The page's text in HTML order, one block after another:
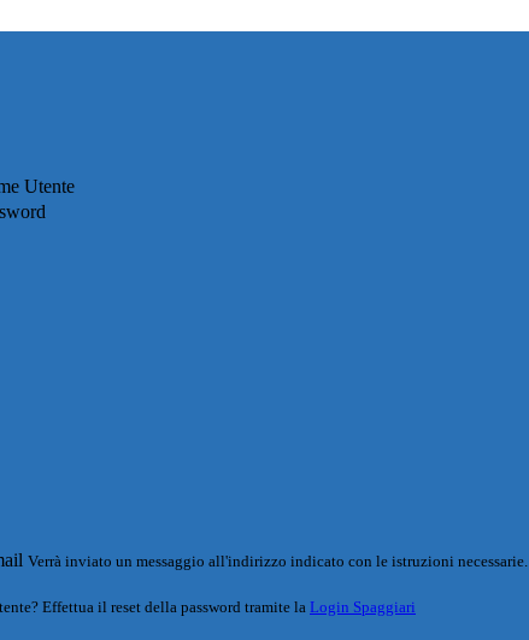
Utente
Verrà inviato un messaggio all'indirizzo indicato con le istruzioni necessarie.
Effettua il reset della password tramite la Login Spaggiari